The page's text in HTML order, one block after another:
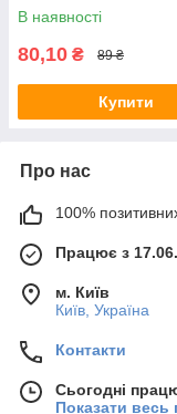
В наявності
80,10 ₴ 89 ₴
Купити
Про нас
100%
Працює з
м. Київ
Київ, Україна
Контакти
Сьогодні
Показати весь